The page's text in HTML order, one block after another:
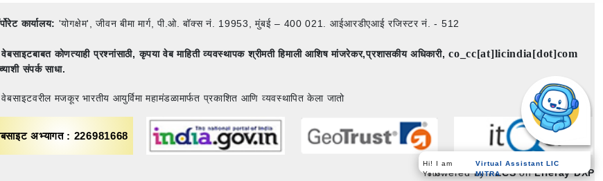
कार्यालय: 'योगक्षेम', जीवन बीमा मार्ग, पी.ओ. बॉक्स नं. 19953, मुंबई – 400 021. आईआरडीएआई रजिस्टर नं. - 512
वेबसाइटबाबत कोणत्याही प्रश्नांसाठी, कृपया वेब माहिती व्यवस्थापक श्रीमती हिमाली आशिष मांजरेकर,प्रशासकीय अधिकारी, co_cc[at]licindia[dot]com
संपर्क साधा.
वेबसाइटवरील मजकूर भारतीय आयुर्विमा महामंडळामार्फत प्रकाशित आणि व्यवस्थापित केला जातो
अभ्यागत : 226981668
Powered byPECSonLiferay DXP
Hi! I am
Your
Virtual Assistant LIC
MITRA